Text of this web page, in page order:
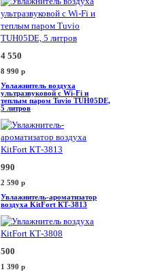
4 550
8 990 p
Увлажнитель воздуха
ультразвуковой с Wi-Fi и
теплым паром Tuvio TUH05DE,
5 литров
990
2 590 p
Увлажнитель-ароматизатор
воздуха KitFort КТ-3813
500
1 390 p